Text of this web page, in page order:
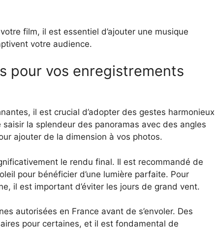
film, il est essentiel d’ajouter une musique
votre audience.
pour vos enregistrements
il est crucial d’adopter des gestes harmonieux
la splendeur des panoramas avec des angles
ajouter de la dimension à vos photos.
le rendu final. Il est recommandé de
pour bénéficier d’une lumière parfaite. Pour
il est important d’éviter les jours de grand vent.
autorisées en France avant de s’envoler. Des
pour certaines, et il est fondamental de